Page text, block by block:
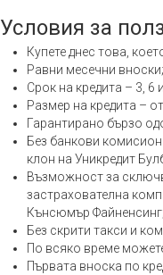
Условия за
Купете днес това,
Равни месечни вноски;
Срок на кредита – 3, 6
Размер на кредита –
Гарантирано бързо
Без банкови
клон на Уникредит
Възможност за
застрахователна
Кънсюмър Файненсинг;
Без скрити такси и
По всяко време
Първата вноска по